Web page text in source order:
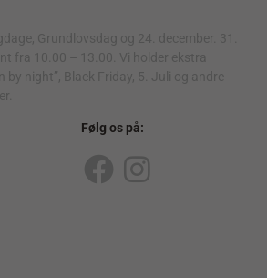
Grundlovsdag og 24. december. 31.
fra 10.00 – 13.00. Vi holder ekstra
by night”, Black Friday, 5. Juli og andre
Følg os på:
F
I